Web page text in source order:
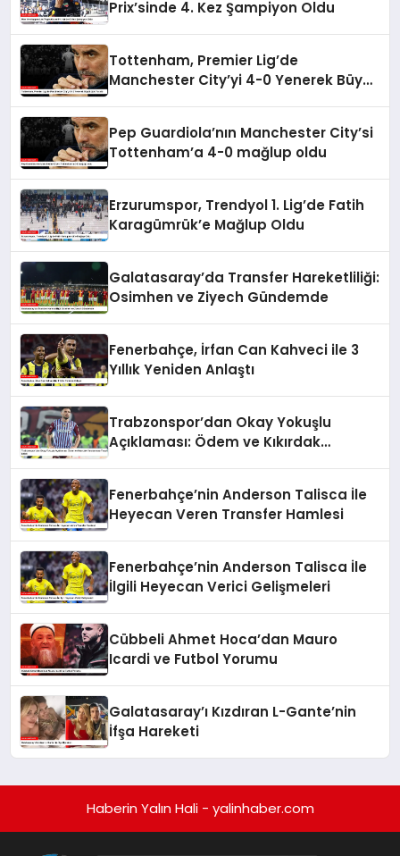
Prix’sinde 4. Kez Şampiyon Oldu
Tottenham, Premier Lig’de
Manchester City’yi 4-0 Yenerek Büyük
Pep Guardiola’nın Manchester City’si
Tottenham’a 4-0 mağlup oldu
Erzurumspor, Trendyol 1. Lig’de Fatih
Karagümrük’e Mağlup Oldu
Galatasaray’da Transfer Hareketliliği:
Osimhen ve Ziyech Gündemde
Fenerbahçe, İrfan Can Kahveci ile 3
Yıllık Yeniden Anlaştı
Trabzonspor’dan Okay Yokuşlu
Açıklaması: Ödem ve Kıkırdak
Fenerbahçe’nin Anderson Talisca İle
Heyecan Veren Transfer Hamlesi
Fenerbahçe’nin Anderson Talisca İle
İlgili Heyecan Verici Gelişmeleri
Cübbeli Ahmet Hoca’dan Mauro
Icardi ve Futbol Yorumu
Galatasaray’ı Kızdıran L-Gante’nin
İfşa Hareketi
Haberin Yalın Hali - yalinhaber.com